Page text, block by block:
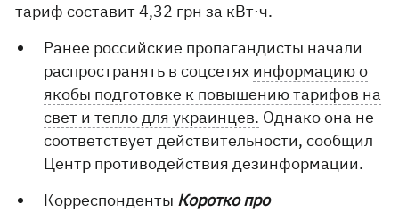
тариф составит 4,32 грн за кВт⋅ч.
Ранее российские пропагандисты начали
распространять в соцсетях информацию о
якобы подготовке к повышению тарифов на
свет и тепло для украинцев. Однако она не
соответствует действительности, сообщил
Центр противодействия дезинформации.
Корреспонденты Коротко про